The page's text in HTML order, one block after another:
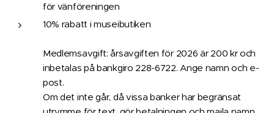
för vänföreningen
10% rabatt i museibutiken
Medlemsavgift: årsavgiften för 2026 är 200 kr och
inbetalas på bankgiro 228-6722. Ange namn och e-
post.
Om det inte går, då vissa banker har begränsat